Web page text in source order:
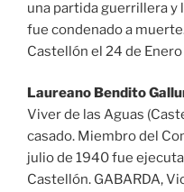
una partida guerrillera y
fue condenado a
Castellón el 24 de
Laureano Bendito
Viver de las Aguas
casado. Miembro del
julio de 1940 fue
Castellón. GABARDA,